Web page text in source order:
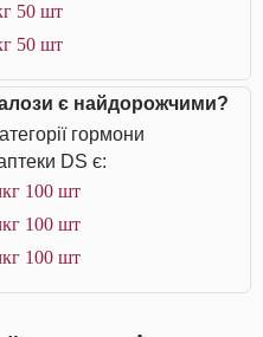
50 шт
50 шт
є найдорожчими?
гормони
DS є:
100 шт
100 шт
100 шт